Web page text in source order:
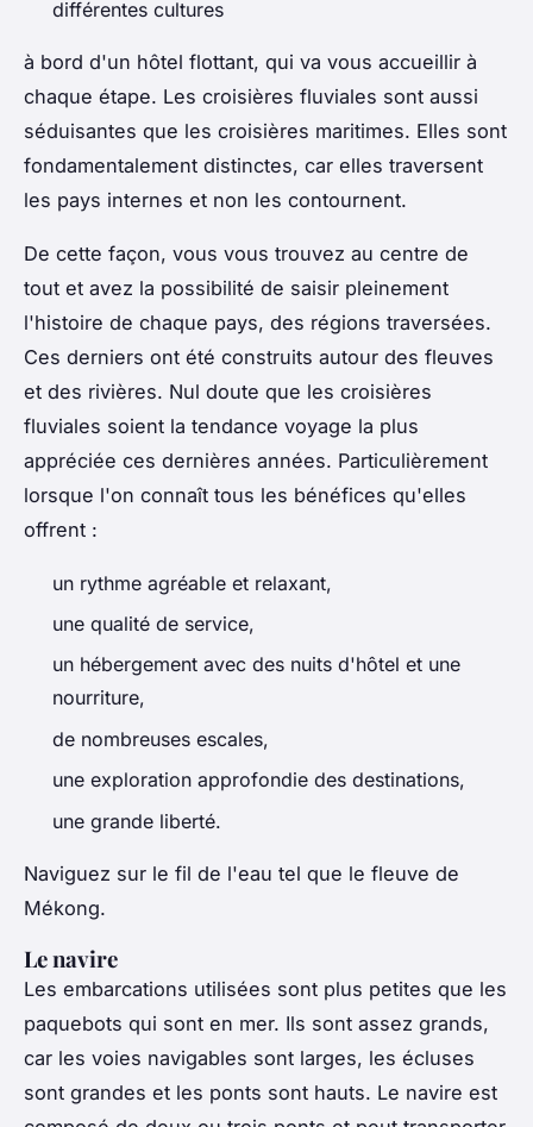
différentes cultures
à bord d'un hôtel flottant, qui va vous accueillir à
chaque étape. Les croisières fluviales sont aussi
séduisantes que les croisières maritimes. Elles sont
fondamentalement distinctes, car elles traversent
les pays internes et non les contournent.
De cette façon, vous vous trouvez au centre de
tout et avez la possibilité de saisir pleinement
l'histoire de chaque pays, des régions traversées.
Ces derniers ont été construits autour des fleuves
et des rivières. Nul doute que les croisières
fluviales soient la tendance voyage la plus
appréciée ces dernières années. Particulièrement
lorsque l'on connaît tous les bénéfices qu'elles
offrent :
un rythme agréable et relaxant,
une qualité de service,
un hébergement avec des nuits d'hôtel et une
nourriture,
de nombreuses escales,
une exploration approfondie des destinations,
une grande liberté.
Naviguez sur le fil de l'eau tel que le fleuve de
Mékong.
Le navire
Les embarcations utilisées sont plus petites que les
paquebots qui sont en mer. Ils sont assez grands,
car les voies navigables sont larges, les écluses
sont grandes et les ponts sont hauts. Le navire est